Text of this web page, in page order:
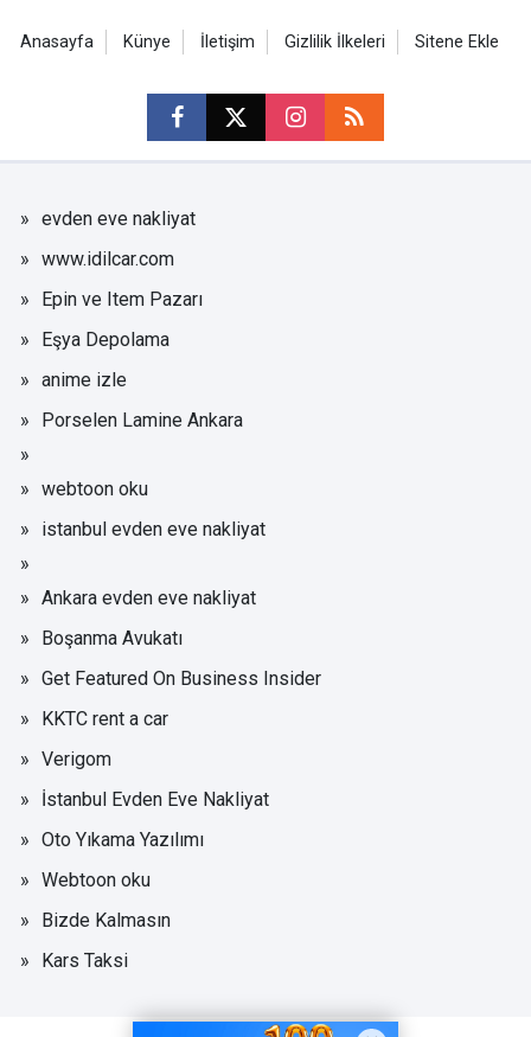
Anasayfa Künye İletişim Gizlilik İlkeleri Sitene Ekle
evden eve nakliyat
www.idilcar.com
Epin ve Item Pazarı
Eşya Depolama
anime izle
Porselen Lamine Ankara
webtoon oku
istanbul evden eve nakliyat
Ankara evden eve nakliyat
Boşanma Avukatı
Get Featured On Business Insider
KKTC rent a car
Verigom
İstanbul Evden Eve Nakliyat
Oto Yıkama Yazılımı
Webtoon oku
Bizde Kalmasın
Kars Taksi